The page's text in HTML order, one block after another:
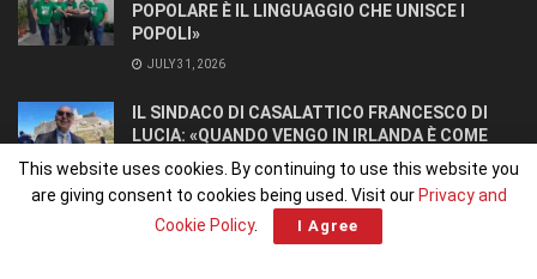
POPOLARE È IL LINGUAGGIO CHE UNISCE I
POPOLI»
JULY 31, 2026
IL SINDACO DI CASALATTICO FRANCESCO DI
LUCIA: «QUANDO VENGO IN IRLANDA È COME
TORNARE A CASA».
JULY 27, 2026
This website uses cookies. By continuing to use this website you
are giving consent to cookies being used. Visit our Privacy and
Cookie Policy. I Agree